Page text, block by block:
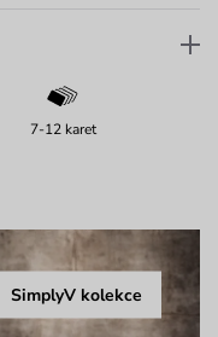
7-12 karet
SimplyV kolekce